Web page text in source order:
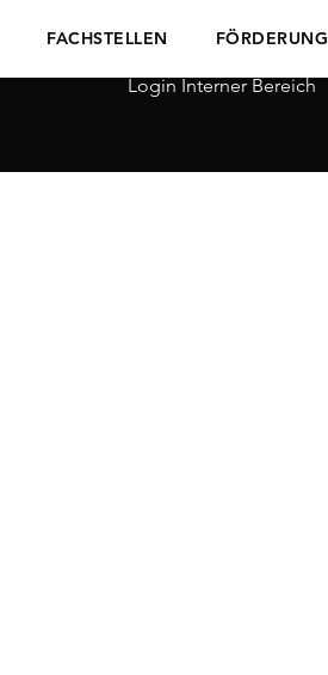
FACHSTELLEN FÖRDERUNG
Login Interner Bereich